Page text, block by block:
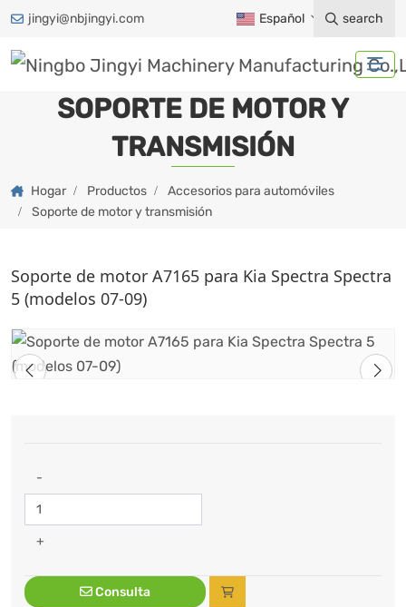
jingyi@nbjingyi.com Español search
SOPORTE DE MOTOR Y
TRANSMISIÓN
Hogar Productos
Accesorios para automóviles
Soporte de motor y transmisión
Soporte de motor A7165 para Kia Spectra Spectra
5 (modelos 07-09)
-
+
Consulta